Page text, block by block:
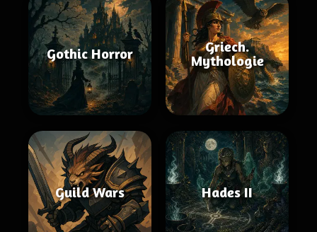
Gothic Horror
Griech.
Mythologie
Guild Wars Hades II